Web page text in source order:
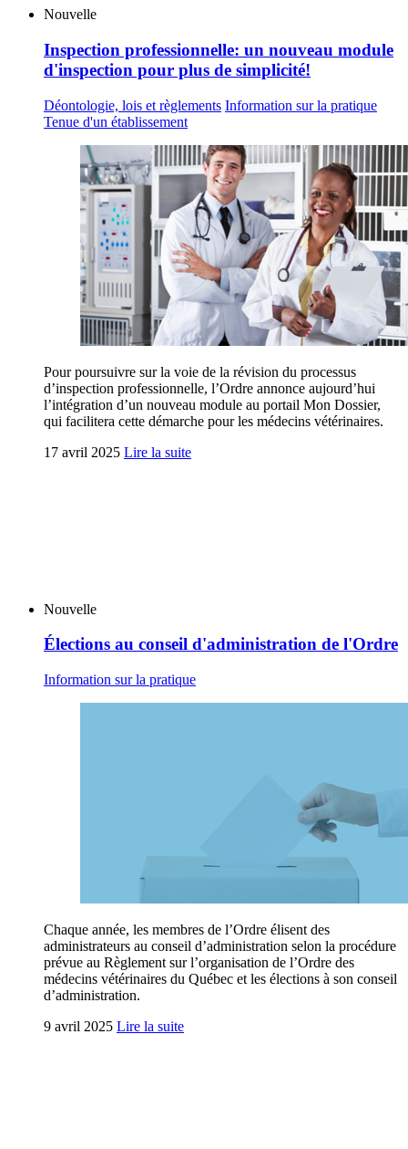
Nouvelle
Inspection professionnelle: un nouveau module
d'inspection pour plus de simplicité!
Déontologie, lois et règlements Information sur la pratique
Tenue d'un établissement
Pour poursuivre sur la voie de la révision du processus
d’inspection professionnelle, l’Ordre annonce aujourd’hui
l’intégration d’un nouveau module au portail Mon Dossier,
qui facilitera cette démarche pour les médecins vétérinaires.
17 avril 2025 Lire la suite
Nouvelle
Élections au conseil d'administration de l'Ordre
Information sur la pratique
Chaque année, les membres de l’Ordre élisent des
administrateurs au conseil d’administration selon la procédure
prévue au Règlement sur l’organisation de l’Ordre des
médecins vétérinaires du Québec et les élections à son conseil
d’administration.
9 avril 2025 Lire la suite